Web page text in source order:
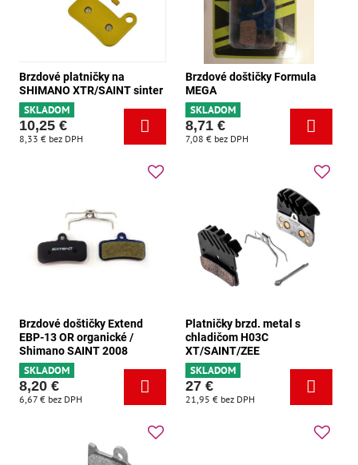
Brzdové platničky na
SHIMANO XTR/SAINT sinter
SKLADOM
10,25 €
8,33 € bez DPH
Brzdové doštičky Formula
MEGA
SKLADOM
8,71 €
7,08 € bez DPH
Brzdové doštičky Extend
EBP-13 OR organické /
Shimano SAINT 2008
SKLADOM
8,20 €
6,67 € bez DPH
Platničky brzd. metal s
chladičom H03C
XT/SAINT/ZEE
SKLADOM
27 €
21,95 € bez DPH